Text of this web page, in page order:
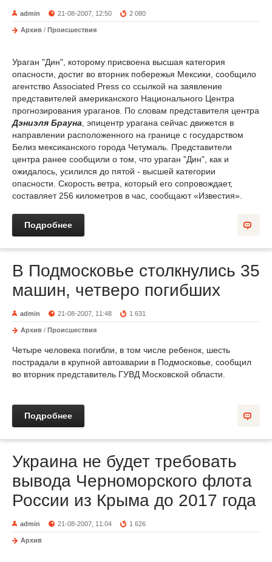
admin 21-08-2007, 12:50 2 080
Архив / Происшествия
Ураган "Дин", которому присвоена высшая категория
опасности, достиг во вторник побережья Мексики, сообщило
агентство Associated Press со ссылкой на заявление
представителей американского Национального Центра
прогнозирования ураганов. По словам представителя центра
Дэниэля Брауна , эпицентр урагана сейчас движется в
направлении расположенного на границе с государством
Белиз мексиканского города Четумаль. Представители
центра ранее сообщили о том, что ураган "Дин", как и
ожидалось, усилился до пятой - высшей категории
опасности. Скорость ветра, который его сопровождает,
составляет 256 километров в час, сообщают «Известия».
Подробнее
В Подмосковье столкнулись 35
машин, четверо погибших
admin 21-08-2007, 11:48 1 631
Архив / Происшествия
Четыре человека погибли, в том числе ребенок, шесть
пострадали в крупной автоаварии в Подмосковье, сообщил
во вторник представитель ГУВД Московской области.
Подробнее
Украина не будет требовать
вывода Черноморского флота
России из Крыма до 2017 года
admin 21-08-2007, 11:04 1 626
Архив